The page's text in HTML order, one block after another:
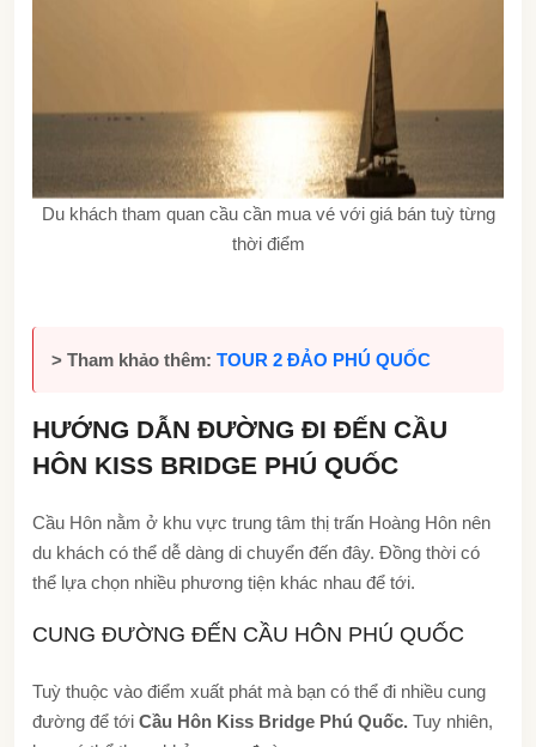
Du khách tham quan cầu cần mua vé với giá bán tuỳ từng
thời điểm
> Tham khảo thêm: TOUR 2 ĐẢO PHÚ QUỐC
HƯỚNG DẪN ĐƯỜNG ĐI ĐẾN CẦU
HÔN KISS BRIDGE PHÚ QUỐC
Cầu Hôn nằm ở khu vực trung tâm thị trấn Hoàng Hôn nên
du khách có thể dễ dàng di chuyển đến đây. Đồng thời có
thể lựa chọn nhiều phương tiện khác nhau để tới.
CUNG ĐƯỜNG ĐẾN CẦU HÔN PHÚ QUỐC
Tuỳ thuộc vào điểm xuất phát mà bạn có thể đi nhiều cung
đường để tới Cầu Hôn Kiss Bridge Phú Quốc. Tuy nhiên,